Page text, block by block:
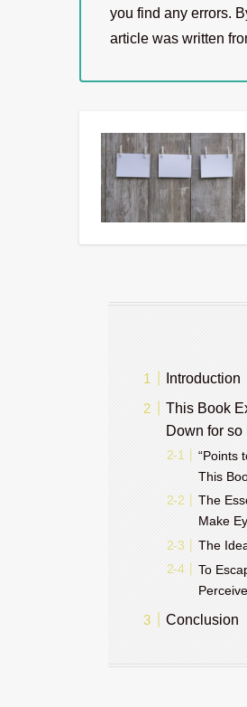
you find any errors.
article was written
Introduction
This Book
Down for so
“Points
This
The
Make
The
To
Conclusion